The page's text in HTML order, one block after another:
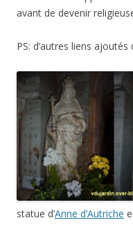
avant de devenir
PS: d’autres liens ajoutés
statue d’Anne d’Autriche